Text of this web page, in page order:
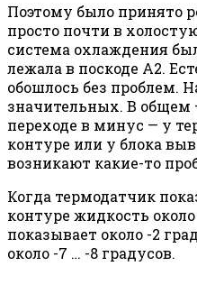
Поэтому было принято
просто почти в
система охлаждения
лежала в поскоде А2.
обошлось без проблем.
значительных. В общем
переходе в минус — у
контуре или у блока
возникают какие-то
Когда термодатчик
контуре жидкость
показывает около -2
около -7 … -8 градусов.